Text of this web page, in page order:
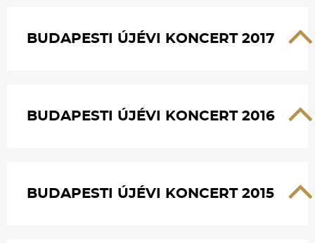
BUDAPESTI ÚJÉVI KONCERT 2017
BUDAPESTI ÚJÉVI KONCERT 2016
BUDAPESTI ÚJÉVI KONCERT 2015